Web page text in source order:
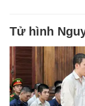
Tử hình